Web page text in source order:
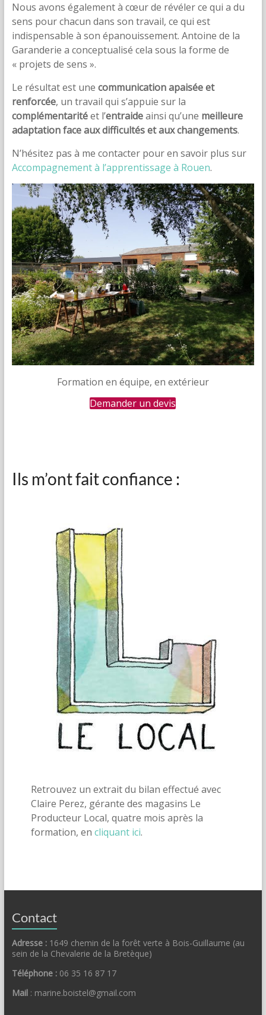
Nous avons également à cœur de révéler ce qui a du
sens pour chacun dans son travail, ce qui est
indispensable à son épanouissement. Antoine de la
Garanderie a conceptualisé cela sous la forme de
« projets de sens ».
Le résultat est une communication apaisée et
renforcée, un travail qui s’appuie sur la
complémentaritéet l’entraideainsi qu’une meilleure
adaptation face aux difficultés et aux changements.
N’hésitez pas à me contacter pour en savoir plus sur
Accompagnement à l’apprentissage à Rouen.
Formation en équipe, en extérieur
Demander un devis
Ils m’ont fait confiance :
Retrouvez un extrait du bilan effectué avec
Claire Perez, gérante des magasins Le
Producteur Local, quatre mois après la
formation, encliquant ici.
Contact
Adresse : 1649 chemin de la forêt verte à Bois-Guillaume (au
sein de la Chevalerie de la Bretèque)
Téléphone : 06 35 16 87 17
Mail: marine.boistel@gmail.com